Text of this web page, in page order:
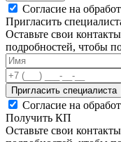
Согласие на
Пригласить
Оставьте свои
подробностей, чтобы
Пригласить специалиста
Согласие на
Получить КП
Оставьте свои